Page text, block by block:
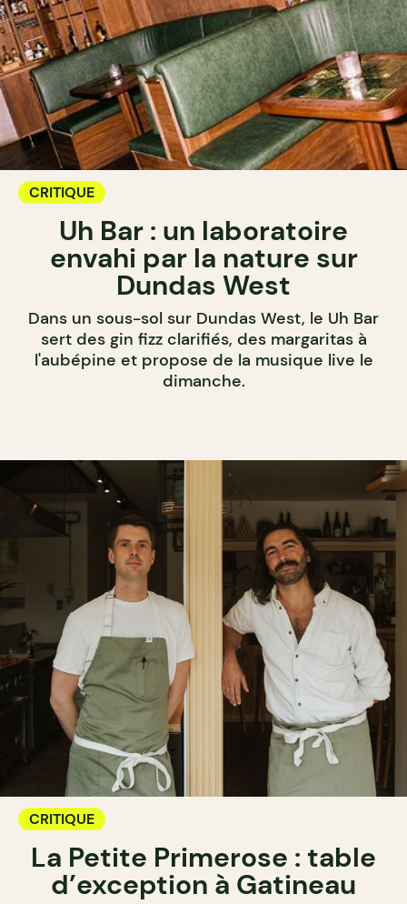
CRITIQUE
Uh Bar : un laboratoire
envahi par la nature sur
Dundas West
Dans un sous-sol sur Dundas West, le Uh Bar
sert des gin fizz clarifiés, des margaritas à
l'aubépine et propose de la musique live le
dimanche.
CRITIQUE
La Petite Primerose : table
d’exception à Gatineau